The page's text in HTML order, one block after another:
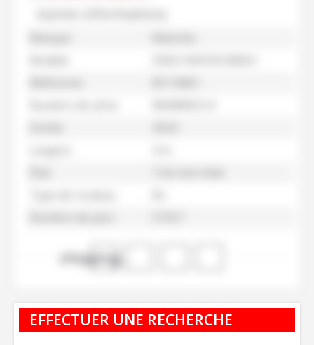
shopping_cart
EFFECTUER UNE RECHERCHE